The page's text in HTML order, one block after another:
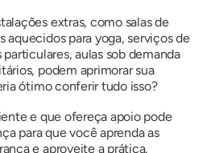
extras, como salas de
aquecidos para yoga, serviços de
aulas sob demanda
podem aprimorar sua
ótimo conferir tudo isso?
e que ofereça apoio pode
para que você aprenda as
e aproveite a prática.